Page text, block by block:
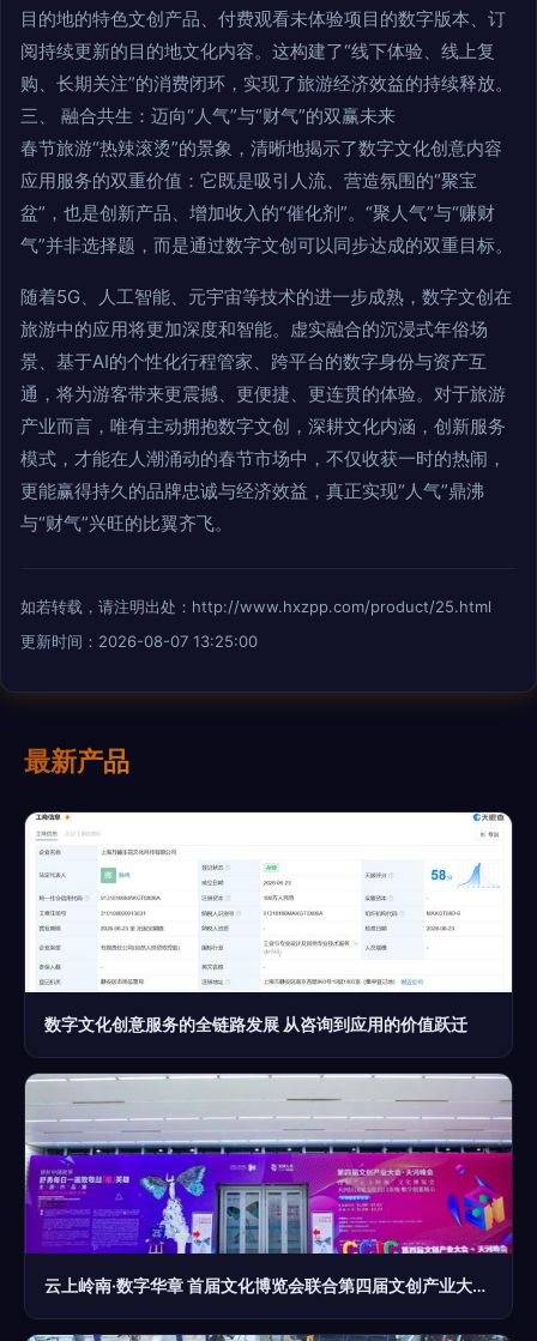
目的地的特色文创产品、付费观看未体验项目的数字版本、订
阅持续更新的目的地文化内容。这构建了“线下体验、线上复
购、长期关注”的消费闭环，实现了旅游经济效益的持续释放。
三、 融合共生：迈向“人气”与“财气”的双赢未来
春节旅游“热辣滚烫”的景象，清晰地揭示了数字文化创意内容
应用服务的双重价值：它既是吸引人流、营造氛围的“聚宝
盆”，也是创新产品、增加收入的“催化剂”。“聚人气”与“赚财
气”并非选择题，而是通过数字文创可以同步达成的双重目标。
随着5G、人工智能、元宇宙等技术的进一步成熟，数字文创在
旅游中的应用将更加深度和智能。虚实融合的沉浸式年俗场
景、基于AI的个性化行程管家、跨平台的数字身份与资产互
通，将为游客带来更震撼、更便捷、更连贯的体验。对于旅游
产业而言，唯有主动拥抱数字文创，深耕文化内涵，创新服务
模式，才能在人潮涌动的春节市场中，不仅收获一时的热闹，
更能赢得持久的品牌忠诚与经济效益，真正实现“人气”鼎沸
与“财气”兴旺的比翼齐飞。
如若转载，请注明出处：http://www.hxzpp.com/product/25.html
更新时间：2026-08-07 13:25:00
最新产品
数字文化创意服务的全链路发展 从咨询到应用的价值跃迁
云上岭南·数字华章 首届文化博览会联合第四届文创产业大会天河峰会亮相羊城